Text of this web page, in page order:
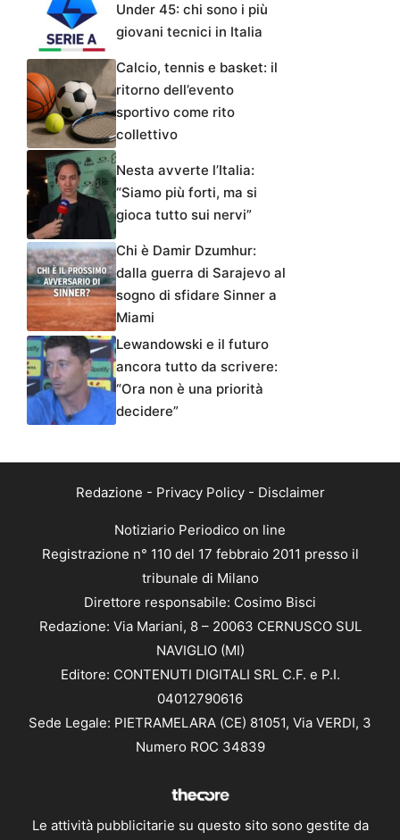
Under 45: chi sono i più
giovani tecnici in Italia
Calcio, tennis e basket: il
ritorno dell’evento
sportivo come rito
collettivo
Nesta avverte l’Italia:
“Siamo più forti, ma si
gioca tutto sui nervi”
Chi è Damir Dzumhur:
dalla guerra di Sarajevo al
sogno di sfidare Sinner a
Miami
Lewandowski e il futuro
ancora tutto da scrivere:
“Ora non è una priorità
decidere”
Redazione - Privacy Policy- Disclaimer
Notiziario Periodico on line
Registrazione n° 110 del 17 febbraio 2011 presso il
tribunale di Milano
Direttore responsabile: Cosimo Bisci
Redazione: Via Mariani, 8 – 20063 CERNUSCO SUL
NAVIGLIO (MI)
Editore: CONTENUTI DIGITALI SRL C.F. e P.I.
04012790616
Sede Legale: PIETRAMELARA (CE) 81051, Via VERDI, 3
Numero ROC 34839
Le attività pubblicitarie su questo sito sono gestite da